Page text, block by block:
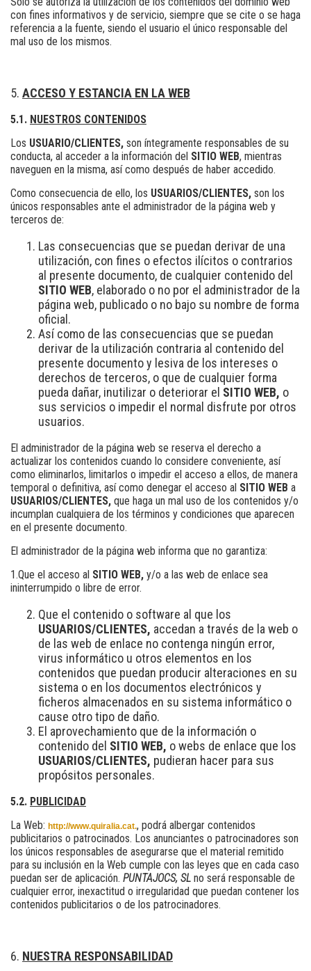
con fines informativos y de servicio, siempre que se cite o se haga
referencia a la fuente, siendo el usuario el único responsable del
mal uso de los mismos.
ACCESO Y ESTANCIA EN LA WEB
5.1. NUESTROS CONTENIDOS
Los USUARIO/CLIENTES, son íntegramente responsables de su
conducta, al acceder a la información del SITIO WEB, mientras
naveguen en la misma, así como después de haber accedido.
Como consecuencia de ello, los USUARIOS/CLIENTES, son los
únicos responsables ante el administrador de la página web y
terceros de:
Las consecuencias que se puedan derivar de una
utilización, con fines o efectos ilícitos o contrarios
al presente documento, de cualquier contenido del
SITIO WEB, elaborado o no por el administrador de la
página web, publicado o no bajo su nombre de forma
oficial.
Así como de las consecuencias que se puedan
derivar de la utilización contraria al contenido del
presente documento y lesiva de los intereses o
derechos de terceros, o que de cualquier forma
pueda dañar, inutilizar o deteriorar el SITIO WEB, o
sus servicios o impedir el normal disfrute por otros
usuarios.
El administrador de la página web se reserva el derecho a
actualizar los contenidos cuando lo considere conveniente, así
como eliminarlos, limitarlos o impedir el acceso a ellos, de manera
temporal o definitiva, así como denegar el acceso al SITIO WEB a
USUARIOS/CLIENTES, que haga un mal uso de los contenidos y/o
incumplan cualquiera de los términos y condiciones que aparecen
en el presente documento.
El administrador de la página web informa que no garantiza:
1.Que el acceso al SITIO WEB, y/o a las web de enlace sea
ininterrumpido o libre de error.
Que el contenido o software al que los
USUARIOS/CLIENTES, accedan a través de la web o
de las web de enlace no contenga ningún error,
virus informático u otros elementos en los
contenidos que puedan producir alteraciones en su
sistema o en los documentos electrónicos y
ficheros almacenados en su sistema informático o
cause otro tipo de daño.
El aprovechamiento que de la información o
contenido del SITIO WEB, o webs de enlace que los
USUARIOS/CLIENTES, pudieran hacer para sus
propósitos personales.
5.2. PUBLICIDAD
La Web: http://www.quiralia.cat., podrá albergar contenidos
publicitarios o patrocinados. Los anunciantes o patrocinadores son
los únicos responsables de asegurarse que el material remitido
para su inclusión en la Web cumple con las leyes que en cada caso
puedan ser de aplicación. PUNTAJOCS, SL no será responsable de
cualquier error, inexactitud o irregularidad que puedan contener los
contenidos publicitarios o de los patrocinadores.
NUESTRA RESPONSABILIDAD